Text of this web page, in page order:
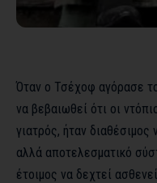
Όταν ο Τσέχοφ αγόρασε
να βεβαιωθεί ότι οι
γιατρός, ήταν
αλλά αποτελεσματικό
έτοιμος να δεχτεί